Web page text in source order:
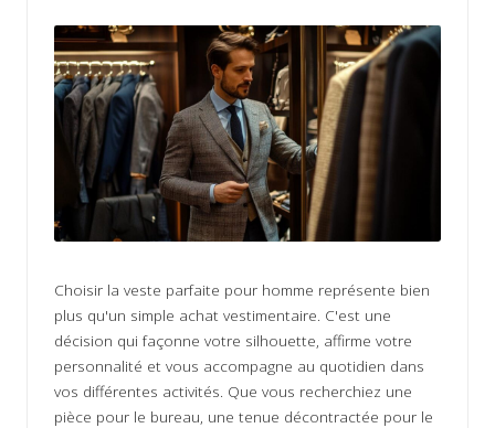
ir
s
Choisir la veste parfaite pour homme représente bien
plus qu'un simple achat vestimentaire. C'est une
décision qui façonne votre silhouette, affirme votre
personnalité et vous accompagne au quotidien dans
vos différentes activités. Que vous recherchiez une
pièce pour le bureau, une tenue décontractée pour le